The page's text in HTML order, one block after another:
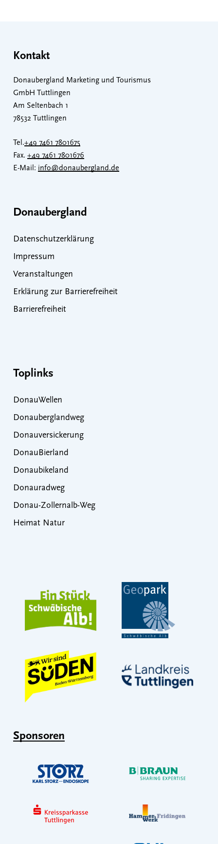
Kontakt
Donaubergland Marketing und Tourismus
GmbH Tuttlingen
Am Seltenbach 1
78532 Tuttlingen
Tel.+49 7461 7801675
Fax. +49 7461 7801676
E-Mail: info@donaubergland.de
Donaubergland
Datenschutzerklärung
Impressum
Veranstaltungen
Erklärung zur Barrierefreiheit
Barrierefreiheit
Toplinks
DonauWellen
Donauberglandweg
Donauversickerung
DonauBierland
Donaubikeland
Donauradweg
Donau-Zollernalb-Weg
Heimat Natur
Sponsoren